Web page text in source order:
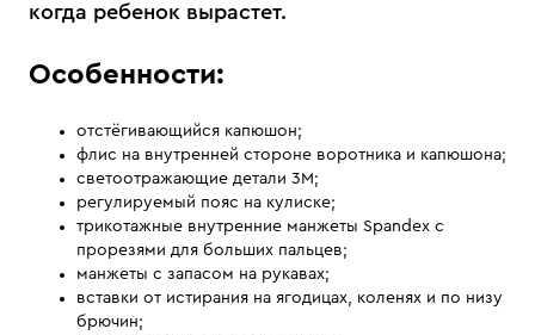
когда ребенок вырастет.
Особенности:
отстёгивающийся капюшон;
флис на внутренней стороне воротника и капюшона;
светоотражающие детали 3M;
регулируемый пояс на кулиске;
трикотажные внутренние манжеты Spandex с
прорезями для больших пальцев;
манжеты с запасом на рукавах;
вставки от истирания на ягодицах, коленях и по низу
брючин;